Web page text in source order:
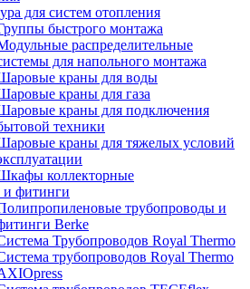
для систем отопления
быстрого монтажа
распределительные
для напольного монтажа
краны для воды
краны для газа
краны для подключения
техники
краны для тяжелых условий
коллекторные
фитинги
трубопроводы и
Berke
Трубопроводов Royal Thermo
трубопроводов Royal Thermo